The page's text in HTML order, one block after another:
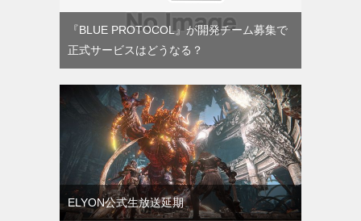
『BLUE PROTOCOL』が開発チーム募集で
正式サービスはどうなる？
ELYON公式生放送延期